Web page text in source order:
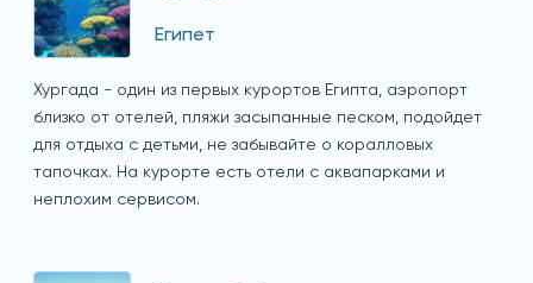
Египет
Хургада - один из первых курортов Египта, аэропорт
близко от отелей, пляжи засыпанные песком, подойдет
для отдыха с детьми, не забывайте о коралловых
тапочках. На курорте есть отели с аквапарками и
неплохим сервисом.